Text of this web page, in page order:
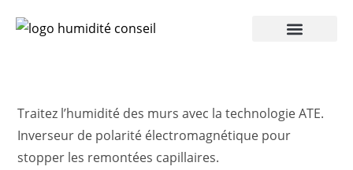
Traitez l’humidité des murs avec la technologie ATE.
Inverseur de polarité électromagnétique pour
stopper les remontées capillaires.